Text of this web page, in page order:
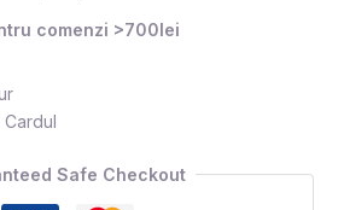
comenzi >700lei
Cardul
Safe Checkout